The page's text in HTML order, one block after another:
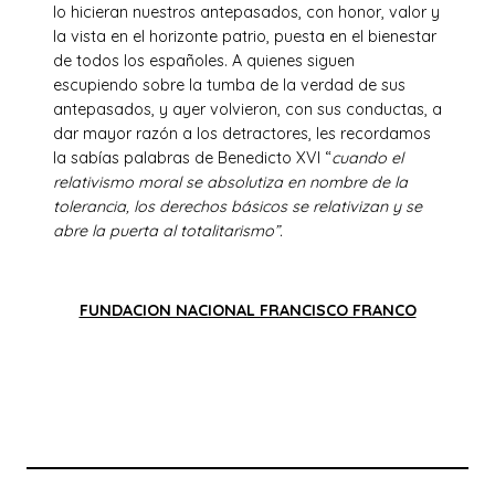
lo hicieran nuestros antepasados, con honor, valor y
la vista en el horizonte patrio, puesta en el bienestar
de todos los españoles. A quienes siguen
escupiendo sobre la tumba de la verdad de sus
antepasados, y ayer volvieron, con sus conductas, a
dar mayor razón a los detractores, les recordamos
la sabías palabras de Benedicto XVI “cuando el
relativismo moral se absolutiza en nombre de la
tolerancia, los derechos básicos se relativizan y se
abre la puerta al totalitarismo”.
FUNDACION NACIONAL FRANCISCO FRANCO